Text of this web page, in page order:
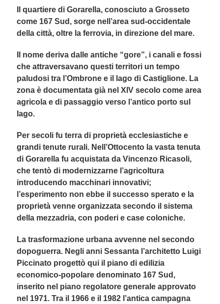
Il quartiere di Gorarella, conosciuto a Grosseto
come 167 Sud, sorge nell’area sud-occidentale
della città, oltre la ferrovia, in direzione del mare.
Il nome deriva dalle antiche “gore”, i canali e fossi
che attraversavano questi territori un tempo
paludosi tra l’Ombrone e il lago di Castiglione. La
zona è documentata già nel XIV secolo come area
agricola e di passaggio verso l’antico porto sul
lago.
Per secoli fu terra di proprietà ecclesiastiche e
grandi tenute rurali. Nell’Ottocento la vasta tenuta
di Gorarella fu acquistata da Vincenzo Ricasoli,
che tentò di modernizzarne l’agricoltura
introducendo macchinari innovativi;
l’esperimento non ebbe il successo sperato e la
proprietà venne organizzata secondo il sistema
della mezzadria, con poderi e case coloniche.
La trasformazione urbana avvenne nel secondo
dopoguerra. Negli anni Sessanta l’architetto Luigi
Piccinato progettò qui il piano di edilizia
economico-popolare denominato 167 Sud,
inserito nel piano regolatore generale approvato
nel 1971. Tra il 1966 e il 1982 l’antica campagna